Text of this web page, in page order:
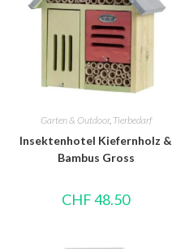
Garten & Outdoor, Tierbedarf
Insektenhotel Kiefernholz &
Bambus Gross
CHF48.50